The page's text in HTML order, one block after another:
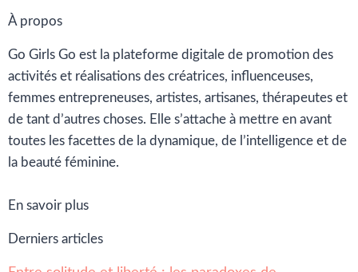
À propos
Go Girls Go est la plateforme digitale de promotion des
activités et réalisations des créatrices, influenceuses,
femmes entrepreneuses, artistes, artisanes, thérapeutes et
de tant d’autres choses. Elle s’attache à mettre en avant
toutes les facettes de la dynamique, de l’intelligence et de
la beauté féminine.
En savoir plus
Derniers articles